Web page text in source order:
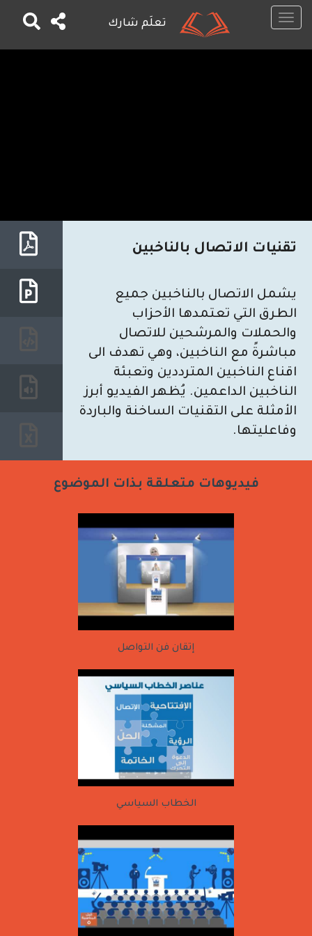
تجاوز
تعلَم شارك
Toggle
تقنيات الاتصال بالناخبين
يشمل الاتصال بالناخبين جميع
الطرق التي تعتمدها الأحزاب
والحملات والمرشحين للاتصال
مباشرةً مع الناخبين، وهي تهدف الى
اقناع الناخبين المترددين وتعبئة
الناخبين الداعمين. يُظهر الفيديو أبرز
الأمثلة على التقنيات الساخنة والباردة
وفاعليتها.
فيديوهات متعلقة بذات الموضوع
إتقان فن التواصل
الخطاب السياسي